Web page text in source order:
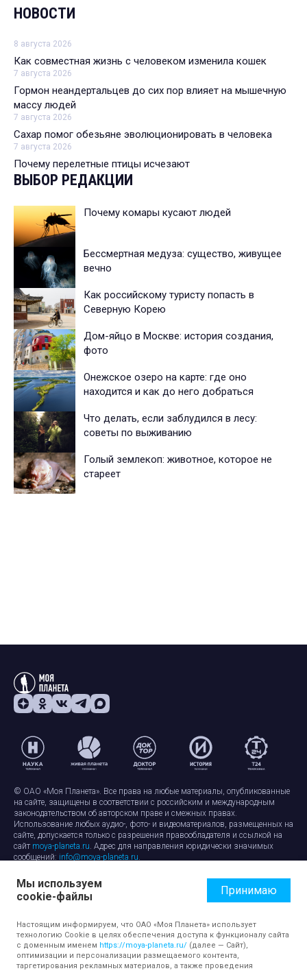
НОВОСТИ
8 августа 2026
Как совместная жизнь с человеком изменила кошек
7 августа 2026
Гормон неандертальцев до сих пор влияет на мышечную
массу людей
7 августа 2026
Сахар помог обезьяне эволюционировать в человека
7 августа 2026
Почему перелетные птицы исчезают
ВЫБОР РЕДАКЦИИ
Почему комары кусают людей
Бессмертная медуза: существо, живущее
вечно
Как российскому туристу попасть в
Северную Корею
Дом-яйцо в Москве: история создания,
фото
Онежское озеро на карте: где оно
находится и как до него добраться
Что делать, если заблудился в лесу:
советы по выживанию
Голый землекоп: животное, которое не
стареет
© ОАО «Моя Планета». Все права на любые материалы, опубликованные
на сайте, защищены в соответствии с российским и международным
законодательством об авторском праве и смежных правах.
Использование любых аудио-, фото- и видеоматериалов, размещенных на
сайте, допускается только с разрешения правообладателя и ссылкой на
сайт moya-planeta.ru. Адрес для направления юридически значимых
сообщений: info@moya-planeta.ru.
Правила сайтаРабота с cookie-файлами
Защита персональных данных
Обработка персональных данных
Мы используем
cookie-файлы
Принимаю
Настоящим информируем, что ОАО «Моя Планета» использует
технологию Cookie в целях обеспечения доступа к функционалу сайта
с доменным именем https://moya-planeta.ru/ (далее — Сайт),
оптимизации и персонализации размещаемого контента,
таргетирования рекламных материалов, а также проведения